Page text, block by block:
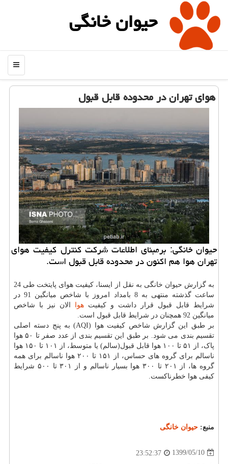
حیوان خانگی
منو
هوای تهران در محدوده قابل قبول
حیوان خانگی: برمبنای اطلاعات شركت كنترل كیفیت هوای
تهران هوا هم اكنون در محدوده قابل قبول است.
به گزارش حیوان خانگی به نقل از ایسنا، کیفیت هوای پایتخت طی 24
ساعت گذشته منتهی به 8 بامداد امروز با شاخص میانگین 91 در
شرایط قابل قبول قرار داشت و کیفیت هوا
الان نیز با شاخص
میانگین 92 همچنان در شرایط قابل قبول است.
بر طبق این گزارش شاخص کیفیت هوا (AQI) به پنج دسته اصلی
تقسیم بندی می شود. بر طبق این تقسیم بندی از عدد صفر تا ۵۰ هوا
پاک، از ۵۱ تا ۱۰۰ هوا قابل قبول(سالم) یا متوسط، از ۱۰۱ تا ۱۵۰ هوا
ناسالم برای گروه های حساس، از ۱۵۱ تا ۲۰۰ هوا ناسالم برای همه
گروه ها، از ۲۰۱ تا ۳۰۰ هوا بسیار ناسالم و از ۳۰۱ تا ۵۰۰ شرایط
کیفی هوا خطرناکست.
منبع: حیوان خانگی
1399/05/10
23:52:37